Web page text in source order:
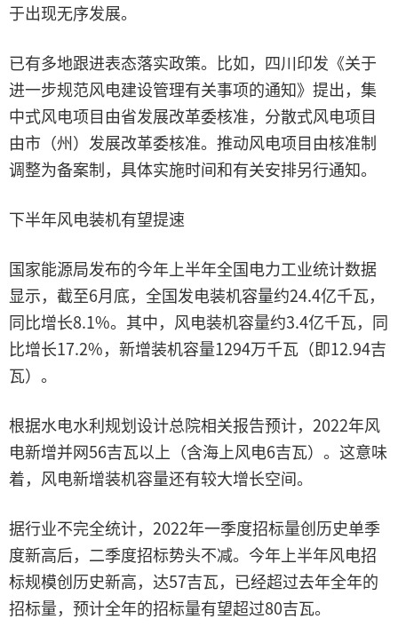
于出现无序发展。
已有多地跟进表态落实政策。比如，四川印发《关于
进一步规范风电建设管理有关事项的通知》提出，集
中式风电项目由省发展改革委核准，分散式风电项目
由市（州）发展改革委核准。推动风电项目由核准制
调整为备案制，具体实施时间和有关安排另行通知。
下半年风电装机有望提速
国家能源局发布的今年上半年全国电力工业统计数据
显示，截至6月底，全国发电装机容量约24.4亿千瓦，
同比增长8.1%。其中，风电装机容量约3.4亿千瓦，同
比增长17.2%，新增装机容量1294万千瓦（即12.94吉
瓦）。
根据水电水利规划设计总院相关报告预计，2022年风
电新增并网56吉瓦以上（含海上风电6吉瓦）。这意味
着，风电新增装机容量还有较大增长空间。
据行业不完全统计，2022年一季度招标量创历史单季
度新高后，二季度招标势头不减。今年上半年风电招
标规模创历史新高，达57吉瓦，已经超过去年全年的
招标量，预计全年的招标量有望超过80吉瓦。